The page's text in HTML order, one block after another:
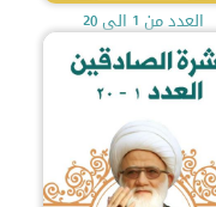
العدد من 1 الى 20